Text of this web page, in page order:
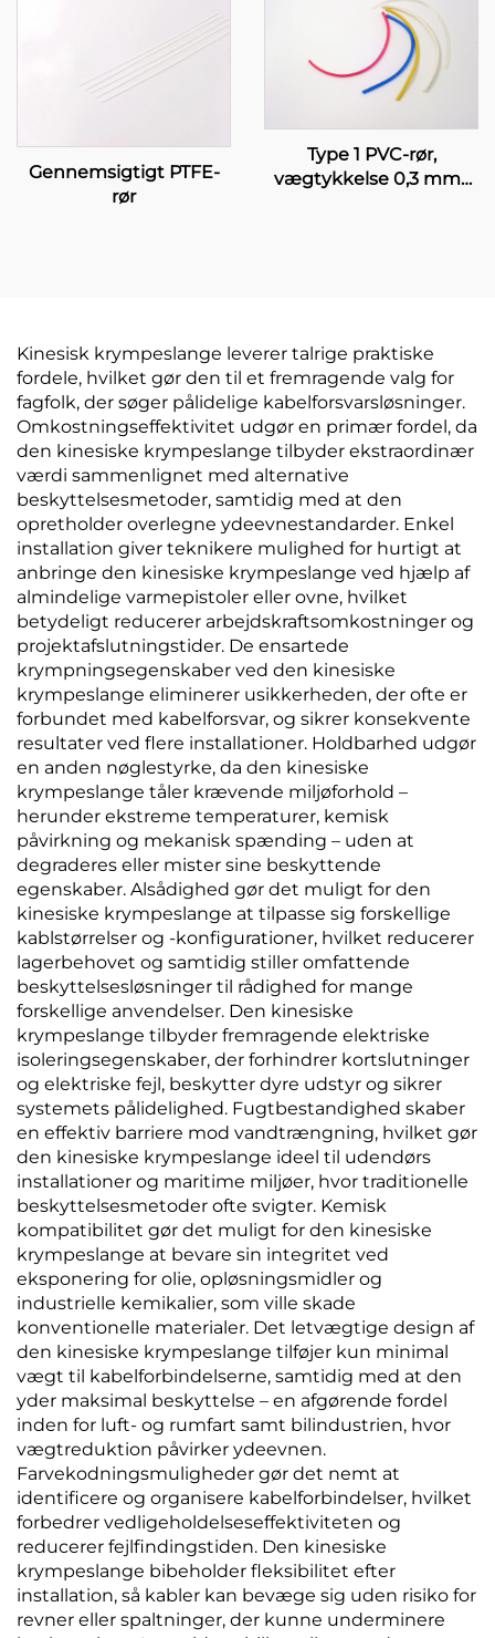
80 mm
Gennemsigtigt PTFE-
rør
Type 1 PVC-rør,
vægtykkelse 0,3 mm–
Kinesisk krympeslange leverer talrige praktiske
fordele, hvilket gør den til et fremragende valg for
fagfolk, der søger pålidelige kabelforsvarsløsninger.
Omkostningseffektivitet udgør en primær fordel, da
den kinesiske krympeslange tilbyder ekstraordinær
værdi sammenlignet med alternative
beskyttelsesmetoder, samtidig med at den
opretholder overlegne ydeevnestandarder. Enkel
installation giver teknikere mulighed for hurtigt at
anbringe den kinesiske krympeslange ved hjælp af
almindelige varmepistoler eller ovne, hvilket
betydeligt reducerer arbejdskraftsomkostninger og
projektafslutningstider. De ensartede
krympningsegenskaber ved den kinesiske
krympeslange eliminerer usikkerheden, der ofte er
forbundet med kabelforsvar, og sikrer konsekvente
resultater ved flere installationer. Holdbarhed udgør
en anden nøglestyrke, da den kinesiske
krympeslange tåler krævende miljøforhold –
herunder ekstreme temperaturer, kemisk
påvirkning og mekanisk spænding – uden at
degraderes eller mister sine beskyttende
egenskaber. Alsådighed gør det muligt for den
kinesiske krympeslange at tilpasse sig forskellige
kablstørrelser og -konfigurationer, hvilket reducerer
lagerbehovet og samtidig stiller omfattende
beskyttelsesløsninger til rådighed for mange
forskellige anvendelser. Den kinesiske
krympeslange tilbyder fremragende elektriske
isoleringsegenskaber, der forhindrer kortslutninger
og elektriske fejl, beskytter dyre udstyr og sikrer
systemets pålidelighed. Fugtbestandighed skaber
en effektiv barriere mod vandtrængning, hvilket gør
den kinesiske krympeslange ideel til udendørs
installationer og maritime miljøer, hvor traditionelle
beskyttelsesmetoder ofte svigter. Kemisk
kompatibilitet gør det muligt for den kinesiske
krympeslange at bevare sin integritet ved
eksponering for olie, opløsningsmidler og
industrielle kemikalier, som ville skade
konventionelle materialer. Det letvægtige design af
den kinesiske krympeslange tilføjer kun minimal
vægt til kabelforbindelserne, samtidig med at den
yder maksimal beskyttelse – en afgørende fordel
inden for luft- og rumfart samt bilindustrien, hvor
vægtreduktion påvirker ydeevnen.
Farvekodningsmuligheder gør det nemt at
identificere og organisere kabelforbindelser, hvilket
forbedrer vedligeholdelseseffektiviteten og
reducerer fejlfindingstiden. Den kinesiske
krympeslange bibeholder fleksibilitet efter
installation, så kabler kan bevæge sig uden risiko for
revner eller spaltninger, der kunne underminere